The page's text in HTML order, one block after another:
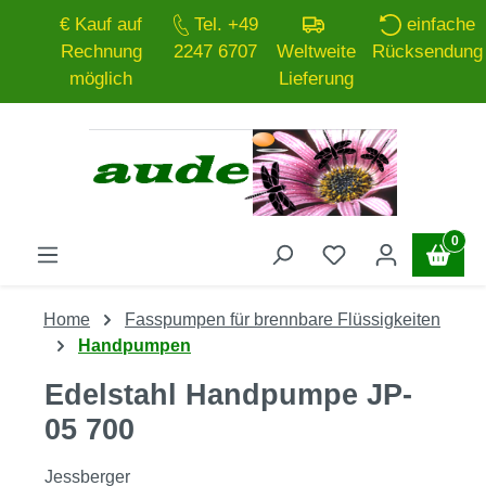
Zum Hauptinhalt springen
€ Kauf auf
Rechnung
möglich
Tel. +49
2247 6707
Weltweite
Lieferung
einfache
Rücksendung
0
Home
Fasspumpen für brennbare Flüssigkeiten
Handpumpen
Edelstahl Handpumpe JP-
05 700
Jessberger